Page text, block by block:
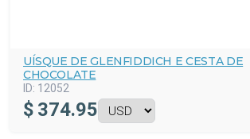
UÍSQUE DE GLENFIDDICH E CESTA DE
CHOCOLATE
ID: 12052
$ 374.95